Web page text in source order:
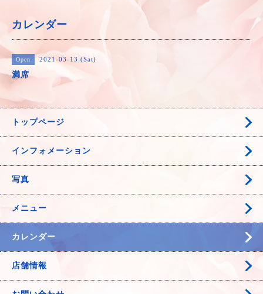
カレンダー
Open 2021-03-13 (Sat)
満席
トップページ
インフォメーション
写真
メニュー
カレンダー
店舗情報